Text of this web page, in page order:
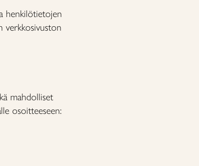
henkilötietojen
verkkosivuston
mahdolliset
osoitteeseen: